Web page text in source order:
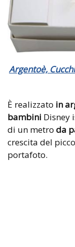
Argentoè,
È realizzato in
bambini Disney
di un metro da
crescita del
portafoto.